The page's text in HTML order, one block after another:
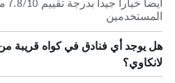
المستخدمين
لانكاوي؟